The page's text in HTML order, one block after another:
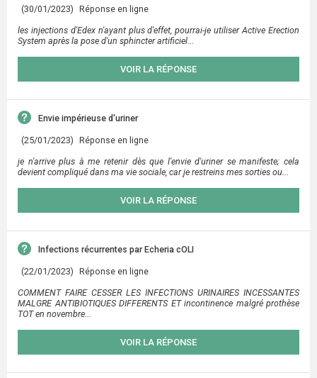
(30/01/2023) Réponse en ligne
les injections d'Edex n'ayant plus d'effet, pourrai-je utiliser Active Erection
System après la pose d'un sphincter artificiel...
VOIR LA RÉPONSE
Envie impérieuse d'uriner
(25/01/2023) Réponse en ligne
je n'arrive plus à me retenir dès que l'envie d'uriner se manifeste; cela
devient compliqué dans ma vie sociale, car je restreins mes sorties ou...
VOIR LA RÉPONSE
Infections récurrentes par Echeria cOLI
(22/01/2023) Réponse en ligne
COMMENT FAIRE CESSER LES INFECTIONS URINAIRES INCESSANTES
MALGRE ANTIBIOTIQUES DIFFERENTS ET incontinence malgré prothèse
TOT en novembre...
VOIR LA RÉPONSE